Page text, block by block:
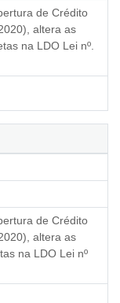
de Crédito
altera as
na LDO Lei nº.
de Crédito
altera as
na LDO Lei nº